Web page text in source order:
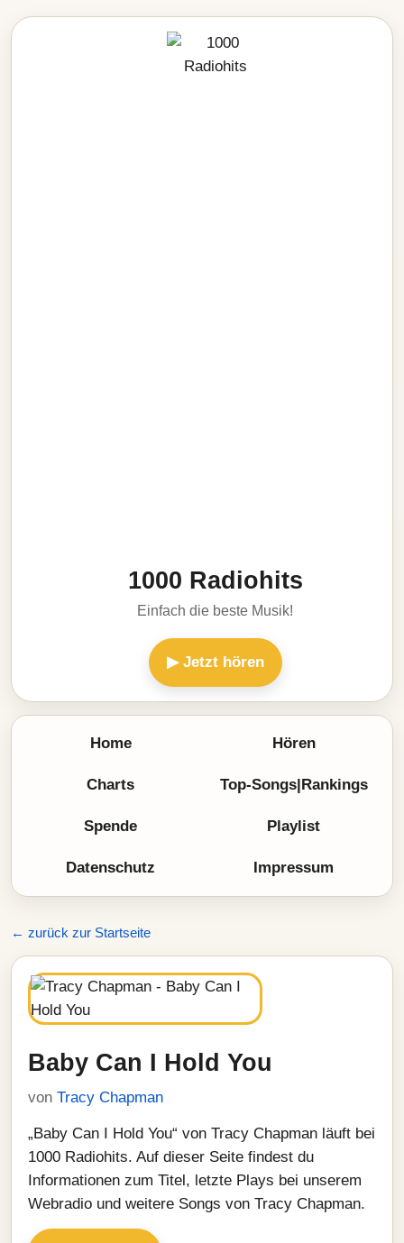
1000 Radiohits
Einfach die beste Musik!
▶ Jetzt hören
Home Hören
Charts Top-Songs|Rankings
Spende Playlist
Datenschutz Impressum
← zurück zur Startseite
Baby Can I Hold You
von Tracy Chapman
„Baby Can I Hold You“ von Tracy Chapman läuft bei
1000 Radiohits. Auf dieser Seite findest du
Informationen zum Titel, letzte Plays bei unserem
Webradio und weitere Songs von Tracy Chapman.